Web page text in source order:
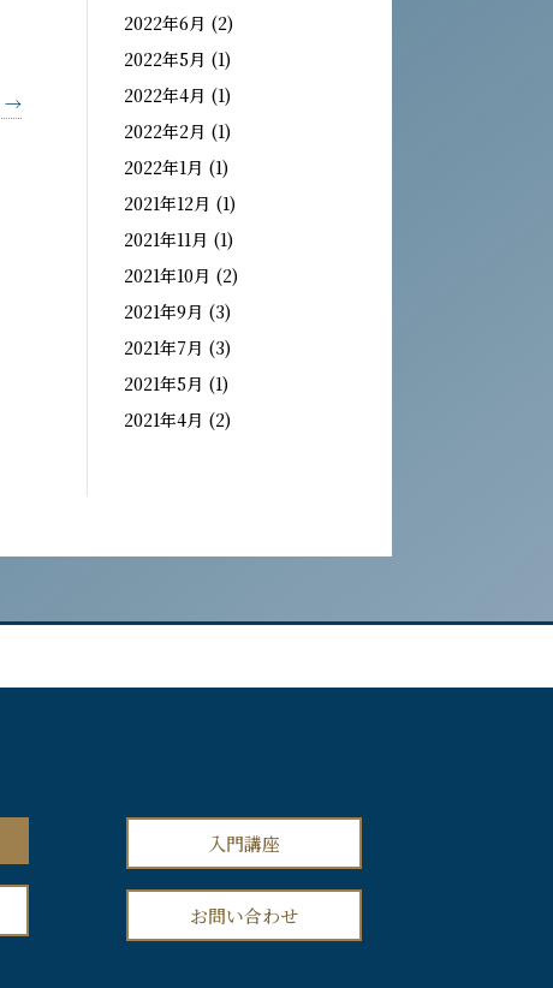
→
2022年6月 (2)
2022年5月 (1)
2022年4月 (1)
2022年2月 (1)
2022年1月 (1)
2021年12月 (1)
2021年11月 (1)
2021年10月 (2)
2021年9月 (3)
2021年7月 (3)
2021年5月 (1)
2021年4月 (2)
入門講座
お問い合わせ